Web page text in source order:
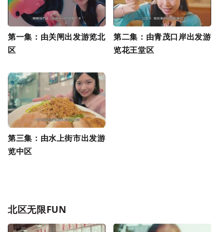
第一集：由关闸出发游览北
区
第二集：由青茂口岸出发游
览花王堂区
第三集：由水上街市出发游
览中区
北区无限FUN